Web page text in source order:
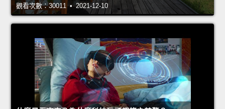
觀看次數：30011 • 2021-12-10